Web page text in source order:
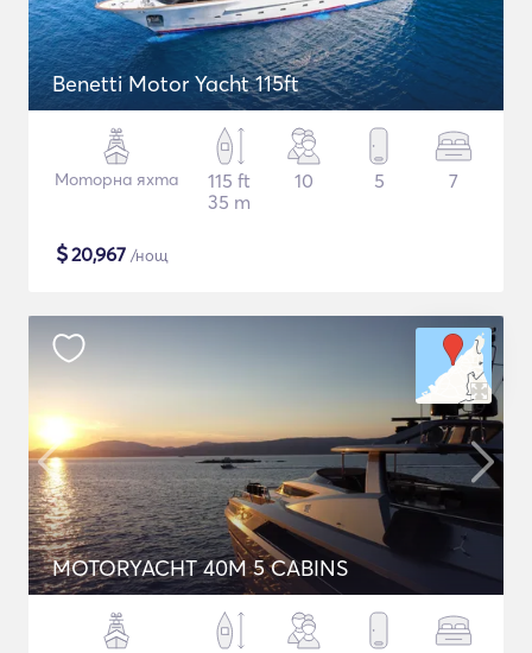
Benetti Motor Yacht 115ft
Моторна яхта
115 ft
35 m
10 5 7
$20,967 /нощ
MOTORYACHT 40M 5 CABINS